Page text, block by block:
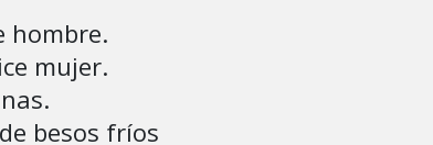
hombre.
mujer.
besos fríos